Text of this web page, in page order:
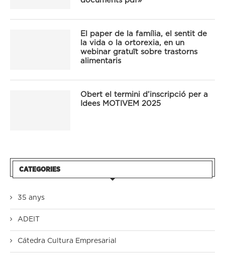
El paper de la família, el sentit de
la vida o la ortorexia, en un
webinar gratuït sobre trastorns
alimentaris
Obert el termini d’inscripció per a
Idees MOTIVEM 2025
CATEGORIES
35 anys
ADEIT
Cátedra Cultura Empresarial